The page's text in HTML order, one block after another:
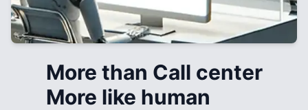
More than Call center
More like human